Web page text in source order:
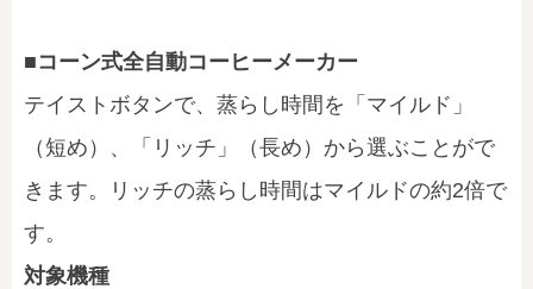
■コーン式全自動コーヒーメーカー
テイストボタンで、蒸らし時間を「マイルド」
（短め）、「リッチ」（長め）から選ぶことがで
きます。リッチの蒸らし時間はマイルドの約2倍で
す。
対象機種